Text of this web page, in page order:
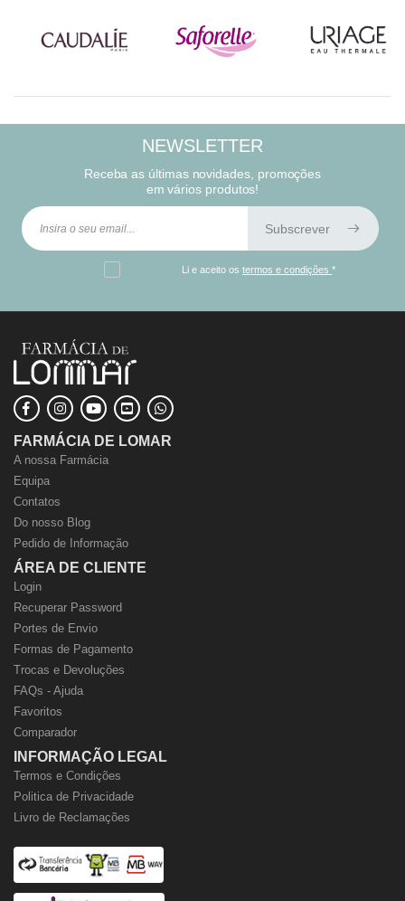
NEWSLETTER
Receba as últimas novidades, promoções
em vários produtos!
Subscrever
Li e aceito ostermos e condições*
FARMÁCIA DE LOMAR
A nossa Farmácia
Equipa
Contatos
Do nosso Blog
Pedido de Informação
ÁREA DE CLIENTE
Login
Recuperar Password
Portes de Envio
Formas de Pagamento
Trocas e Devoluções
FAQs - Ajuda
Favoritos
Comparador
INFORMAÇÃO LEGAL
Termos e Condições
Politica de Privacidade
Livro de Reclamações